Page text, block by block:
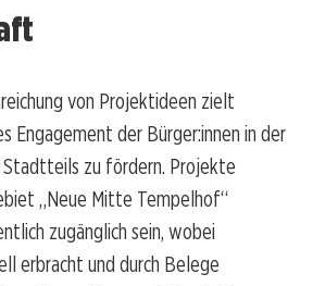
von Projektideen zielt
Engagement der Bürger:innen in der
zu fördern. Projekte
„Neue Mitte Tempelhof“
zugänglich sein, wobei
erbracht und durch Belege